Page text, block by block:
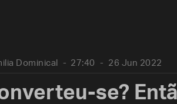
Dominical 27:40 26 Jun 2022
se?